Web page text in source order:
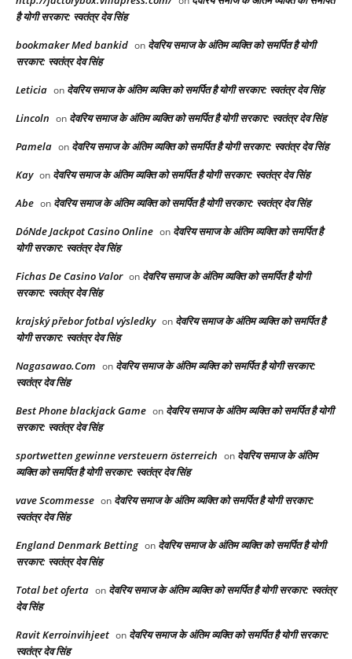
है योगी सरकार: स्वतंत्र देव सिंह
bookmaker Med bankid on देवरिय समाज के अंतिम व्यक्ति को समर्पित है योगी
सरकार: स्वतंत्र देव सिंह
Leticia on देवरिय समाज के अंतिम व्यक्ति को समर्पित है योगी सरकार: स्वतंत्र देव सिंह
Lincoln on देवरिय समाज के अंतिम व्यक्ति को समर्पित है योगी सरकार: स्वतंत्र देव सिंह
Pamela on देवरिय समाज के अंतिम व्यक्ति को समर्पित है योगी सरकार: स्वतंत्र देव सिंह
Kay on देवरिय समाज के अंतिम व्यक्ति को समर्पित है योगी सरकार: स्वतंत्र देव सिंह
Abe on देवरिय समाज के अंतिम व्यक्ति को समर्पित है योगी सरकार: स्वतंत्र देव सिंह
DóNde Jackpot Casino Online on देवरिय समाज के अंतिम व्यक्ति को समर्पित है
योगी सरकार: स्वतंत्र देव सिंह
Fichas De Casino Valor on देवरिय समाज के अंतिम व्यक्ति को समर्पित है योगी
सरकार: स्वतंत्र देव सिंह
krajský přebor fotbal výsledky on देवरिय समाज के अंतिम व्यक्ति को समर्पित है
योगी सरकार: स्वतंत्र देव सिंह
Nagasawao.Com on देवरिय समाज के अंतिम व्यक्ति को समर्पित है योगी सरकार:
स्वतंत्र देव सिंह
Best Phone blackjack Game on देवरिय समाज के अंतिम व्यक्ति को समर्पित है योगी
सरकार: स्वतंत्र देव सिंह
sportwetten gewinne versteuern österreich on देवरिय समाज के अंतिम
व्यक्ति को समर्पित है योगी सरकार: स्वतंत्र देव सिंह
vave Scommesse on देवरिय समाज के अंतिम व्यक्ति को समर्पित है योगी सरकार:
स्वतंत्र देव सिंह
England Denmark Betting on देवरिय समाज के अंतिम व्यक्ति को समर्पित है योगी
सरकार: स्वतंत्र देव सिंह
Total bet oferta on देवरिय समाज के अंतिम व्यक्ति को समर्पित है योगी सरकार: स्वतंत्र
देव सिंह
Ravit Kerroinvihjeet on देवरिय समाज के अंतिम व्यक्ति को समर्पित है योगी सरकार:
स्वतंत्र देव सिंह